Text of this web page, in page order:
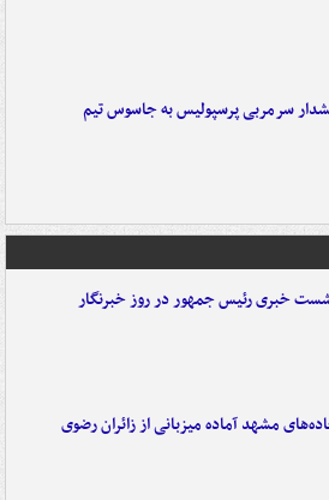
سرمربی پرسپولیس به جاسوس تیم
خبری رئیس جمهور در روز خبرنگار
مشهد آماده میزبانی از زائران رضوی